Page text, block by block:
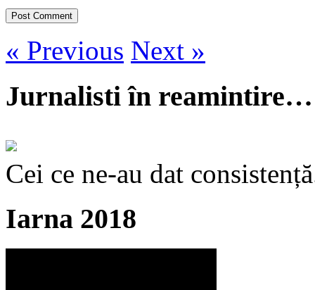
« Previous Next »
Jurnalisti în reamintire…
Cei ce ne-au dat
Iarna 2018